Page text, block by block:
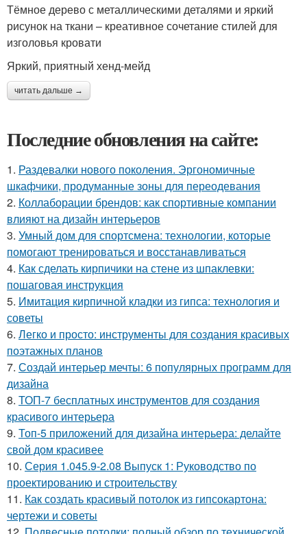
Тёмное дерево с металлическими деталями и яркий
рисунок на ткани – креативное сочетание стилей для
изголовья кровати
Яркий, приятный хенд-мейд
читать дальше →
Последние обновления на сайте:
1. Раздевалки нового поколения. Эргономичные
шкафчики, продуманные зоны для переодевания
2. Коллаборации брендов: как спортивные компании
влияют на дизайн интерьеров
3. Умный дом для спортсмена: технологии, которые
помогают тренироваться и восстанавливаться
4. Как сделать кирпичики на стене из шпаклевки:
пошаговая инструкция
5. Имитация кирпичной кладки из гипса: технология и
советы
6. Легко и просто: инструменты для создания красивых
поэтажных планов
7. Создай интерьер мечты: 6 популярных программ для
дизайна
8. ТОП-7 бесплатных инструментов для создания
красивого интерьера
9. Топ-5 приложений для дизайна интерьера: делайте
свой дом красивее
10. Серия 1.045.9-2.08 Выпуск 1: Руководство по
проектированию и строительству
11. Как создать красивый потолок из гипсокартона:
чертежи и советы